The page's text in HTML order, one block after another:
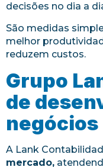
decisões no dia a
São medidas
melhor
reduzem custos.
Grupo
de
negócios
A Lank
mercado,